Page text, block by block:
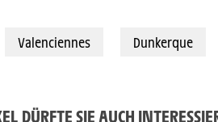
Valenciennes Dunkerque
DÜRFTE SIE AUCH